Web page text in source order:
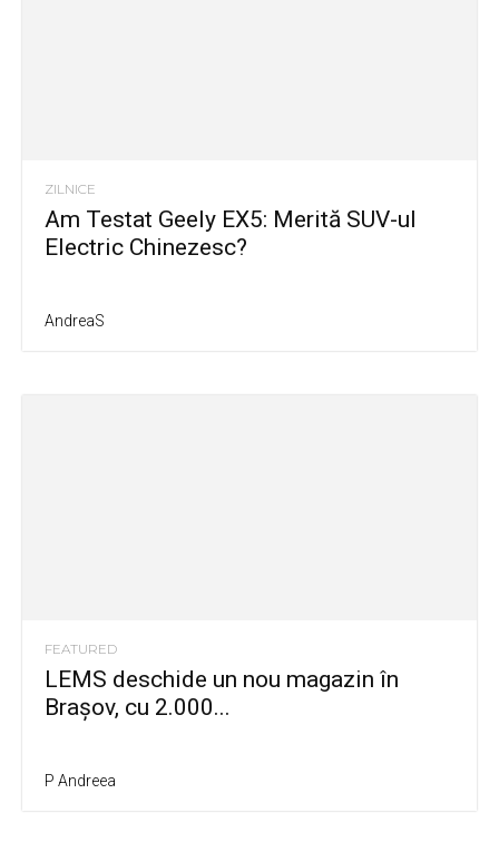
ZILNICE
Am Testat Geely EX5: Merită SUV-ul
Electric Chinezesc?
AndreaS
FEATURED
LEMS deschide un nou magazin în
Brașov, cu 2.000...
P Andreea